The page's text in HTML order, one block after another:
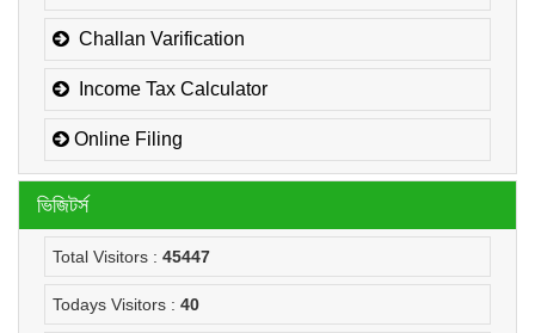
Challan Varification
Income Tax Calculator
Online Filing
ভিজিটর্স
Total Visitors : 45447
Todays Visitors : 40